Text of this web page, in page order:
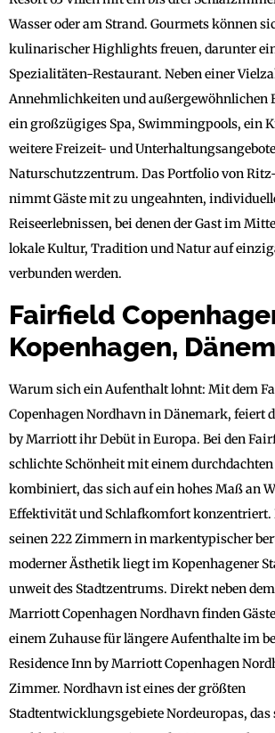
Wasser oder am Strand. Gourmets können
kulinarischer Highlights freuen, darunter
Spezialitäten-Restaurant. Neben einer
Annehmlichkeiten und außergewöhnlichen
ein großzügiges Spa, Swimmingpools, ein
weitere Freizeit- und
Naturschutzzentrum. Das Portfolio von
nimmt Gäste mit zu ungeahnten,
Reiseerlebnissen, bei denen der Gast im
lokale Kultur, Tradition und Natur auf
verbunden werden.
Fairfield
Kopenhagen,
Warum sich ein Aufenthalt lohnt: Mit dem
Copenhagen Nordhavn in Dänemark, feiert
by Marriott ihr Debüt in Europa. Bei den
schlichte Schönheit mit einem
kombiniert, das sich auf ein hohes Maß an
Effektivität und Schlafkomfort konzentriert.
seinen 222 Zimmern in markentypischer
moderner Ästhetik liegt im Kopenhagener
unweit des Stadtzentrums. Direkt neben
Marriott Copenhagen Nordhavn finden
einem Zuhause für längere Aufenthalte im
Residence Inn by Marriott Copenhagen
Zimmer. Nordhavn ist eines der größten
Stadtentwicklungsgebiete Nordeuropas,